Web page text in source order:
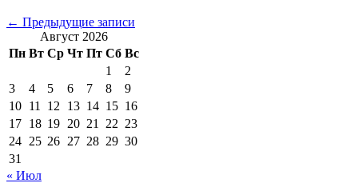
← Предыдущие записи
Август 2026
Пн Вт Ср Чт Пт Сб Вс
1
2
3
4 5 6 7 8
9
10 11 12 13 14 15 16
17 18 19 20 21 22 23
24 25 26 27 28 29 30
31
« Июл